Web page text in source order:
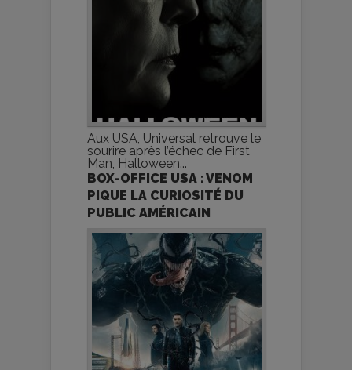
Aux USA, Universal retrouve le
sourire après l’échec de First
Man, Halloween...
BOX-OFFICE USA : VENOM
PIQUE LA CURIOSITÉ DU
PUBLIC AMÉRICAIN